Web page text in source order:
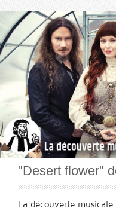
"Desert flower"
La découverte